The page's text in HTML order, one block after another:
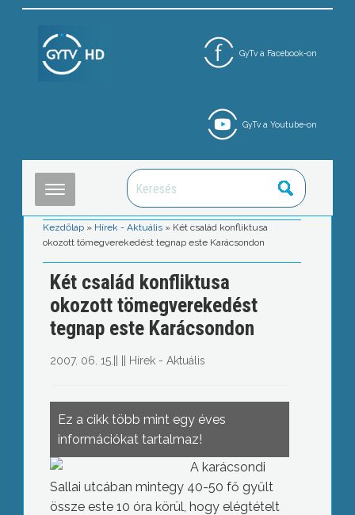
GyTv a Facebook-on
GyTv a Youtube-on
Kezdőlap » Hírek - Aktuális » Két család konfliktusa
okozott tömegverekedést tegnap este Karácsondon
Két család konfliktusa
okozott tömegverekedést
tegnap este Karácsondon
2007. 06. 15. Hírek - Aktuális
Ez a cikk több mint egy éves
információkat tartalmaz!
A karácsondi
Sallai utcában mintegy 40-50 fő gyűlt
össze este 10 óra körül, hogy elégtételt